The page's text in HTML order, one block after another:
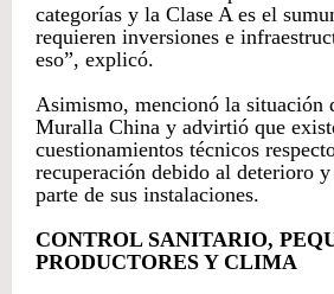
categorías y la Clase A es el
requieren inversiones e
eso”, explicó.
Asimismo, mencionó la
Muralla China y advirtió que
cuestionamientos técnicos
recuperación debido al deterioro
parte de sus instalaciones.
CONTROL SANITARIO,
PRODUCTORES Y CLIMA